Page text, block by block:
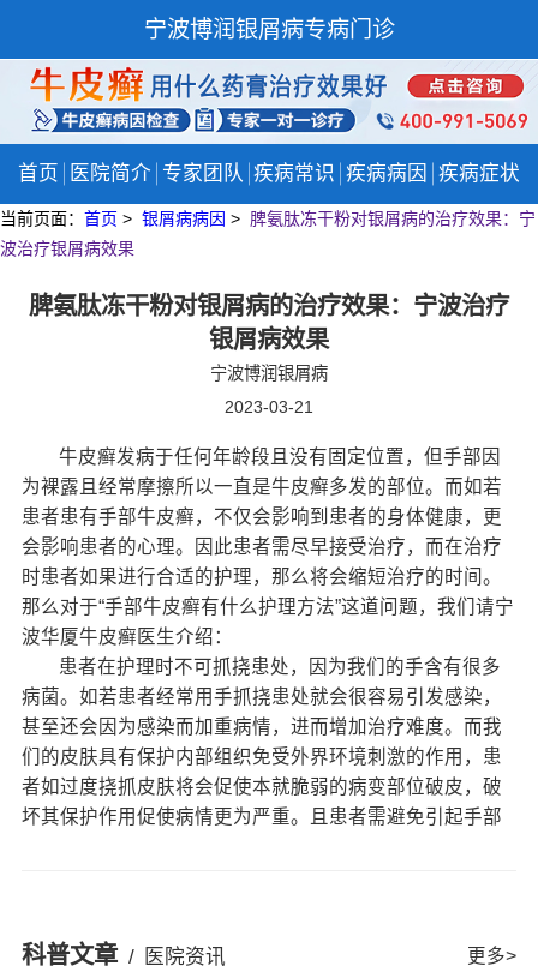
宁波博润银屑病专病门诊
首页 医院简介 专家团队 疾病常识 疾病病因 疾病症状
当前页面： 首页 > 银屑病病因 > 脾氨肽冻干粉对银屑病的治疗效果：宁
波治疗银屑病效果
脾氨肽冻干粉对银屑病的治疗效果：宁波治疗
银屑病效果
宁波博润银屑病
2023-03-21
牛皮癣发病于任何年龄段且没有固定位置，但手部因
为裸露且经常摩擦所以一直是牛皮癣多发的部位。而如若
患者患有手部牛皮癣，不仅会影响到患者的身体健康，更
会影响患者的心理。因此患者需尽早接受治疗，而在治疗
时患者如果进行合适的护理，那么将会缩短治疗的时间。
那么对于“手部牛皮癣有什么护理方法”这道问题，我们请宁
波华厦牛皮癣医生介绍：
患者在护理时不可抓挠患处，因为我们的手含有很多
病菌。如若患者经常用手抓挠患处就会很容易引发感染，
甚至还会因为感染而加重病情，进而增加治疗难度。而我
们的皮肤具有保护内部组织免受外界环境刺激的作用，患
者如过度挠抓皮肤将会促使本就脆弱的病变部位破皮，破
坏其保护作用促使病情更为严重。且患者需避免引起手部
患者在日常生活中要注意手部清洁，防止细菌入侵，
从而加重病情。患者也不可直接接触洗衣粉、肥皂、洗涤
科普文章 / 医院资讯 更多>